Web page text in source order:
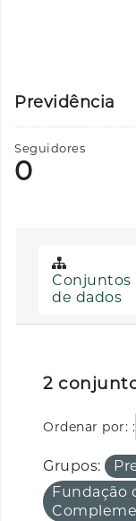
Previdência
Seguidores
0
Conjuntos
de dados
2
Ordenar por:
Grupos:
Fundação